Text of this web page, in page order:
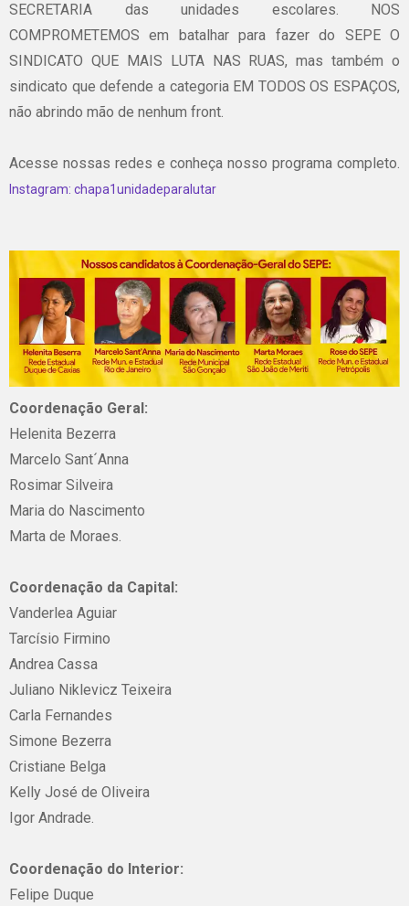
SECRETARIA das unidades escolares. NOS
COMPROMETEMOS em batalhar para fazer do SEPE O
SINDICATO QUE MAIS LUTA NAS RUAS, mas também o
sindicato que defende a categoria EM TODOS OS ESPAÇOS,
não abrindo mão de nenhum front.
Acesse nossas redes e conheça nosso programa completo.
Instagram: chapa1unidadeparalutar
Coordenação Geral:
Helenita Bezerra
Marcelo Sant´Anna
Rosimar Silveira
Maria do Nascimento
Marta de Moraes.
Coordenação da Capital:
Vanderlea Aguiar
Tarcísio Firmino
Andrea Cassa
Juliano Niklevicz Teixeira
Carla Fernandes
Simone Bezerra
Cristiane Belga
Kelly José de Oliveira
Igor Andrade.
Coordenação do Interior:
Felipe Duque